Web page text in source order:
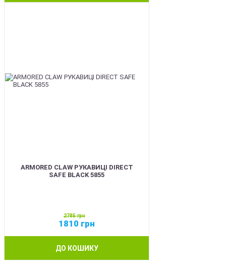
ARMORED CLAW РУКАВИЦІ DIRECT
SAFE BLACK 5855
2785грн
1810 грн
ДО КОШИКУ